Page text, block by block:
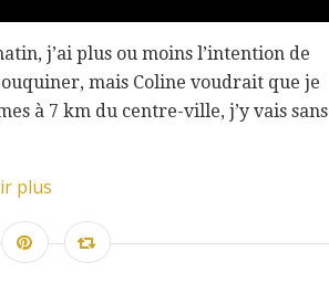
j’ai plus ou moins l’intention de
mais Coline voudrait que je
à 7 km du centre-ville, j’y vais sans
plus